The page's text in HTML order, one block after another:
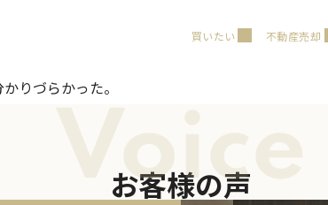
買いたい 不動産売却
りづらかった。
Voice
お客様の声